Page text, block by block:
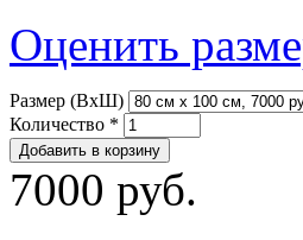
Оценить
Размер (ВхШ)
Количество *
7000 руб.